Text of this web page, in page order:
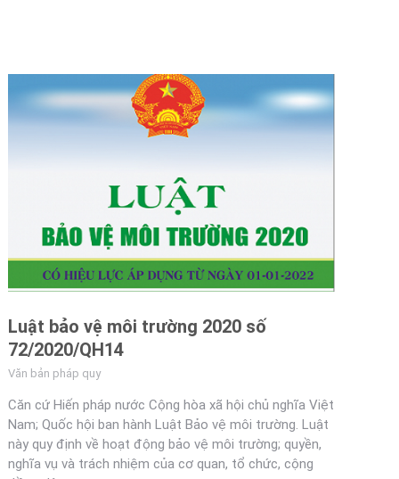
Luật bảo vệ môi trường 2020 số
72/2020/QH14
Văn bản pháp quy
Căn cứ Hiến pháp nước Cộng hòa xã hội chủ nghĩa Việt
Nam; Quốc hội ban hành Luật Bảo vệ môi trường. Luật
này quy định về hoạt động bảo vệ môi trường; quyền,
nghĩa vụ và trách nhiệm của cơ quan, tổ chức, cộng